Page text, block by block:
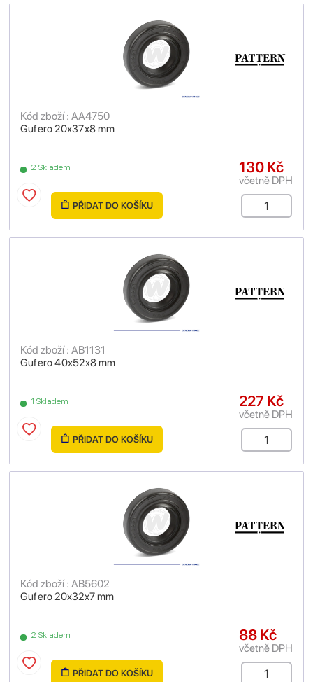
Gufero 20x37x8 mm
Kód zboží : AA4750
2 Skladem 130 Kč
včetně DPH
PŘIDAT DO KOŠÍKU
Gufero 40x52x8 mm
Kód zboží : AB1131
1 Skladem 227 Kč
včetně DPH
PŘIDAT DO KOŠÍKU
Gufero 20x32x7 mm
Kód zboží : AB5602
2 Skladem 88 Kč
včetně DPH
PŘIDAT DO KOŠÍKU